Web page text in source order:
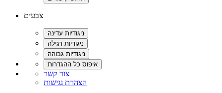
צבעים
צור קשר
הצהרת נגישות